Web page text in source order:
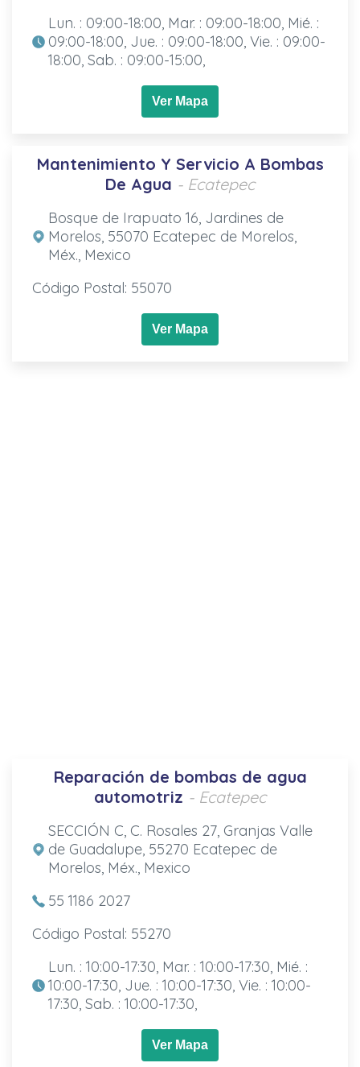
Lun. : 09:00-18:00, Mar. : 09:00-18:00, Mié. :
09:00-18:00, Jue. : 09:00-18:00, Vie. : 09:00-
18:00, Sab. : 09:00-15:00,
Ver Mapa
Mantenimiento Y Servicio A Bombas
De Agua - Ecatepec
Bosque de Irapuato 16, Jardines de
Morelos, 55070 Ecatepec de Morelos,
Méx., Mexico
Código Postal: 55070
Ver Mapa
Reparación de bombas de agua
automotriz - Ecatepec
SECCIÓN C, C. Rosales 27, Granjas Valle
de Guadalupe, 55270 Ecatepec de
Morelos, Méx., Mexico
55 1186 2027
Código Postal: 55270
Lun. : 10:00-17:30, Mar. : 10:00-17:30, Mié. :
10:00-17:30, Jue. : 10:00-17:30, Vie. : 10:00-
17:30, Sab. : 10:00-17:30,
Ver Mapa